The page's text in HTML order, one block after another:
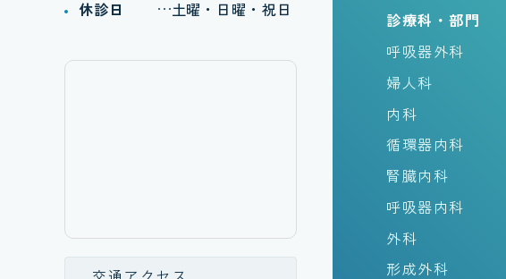
休診日 土曜・日曜・祝日
診療科・部門
呼吸器外科
婦人科
内科
循環器内科
腎臓内科
呼吸器内科
外科
形成外科